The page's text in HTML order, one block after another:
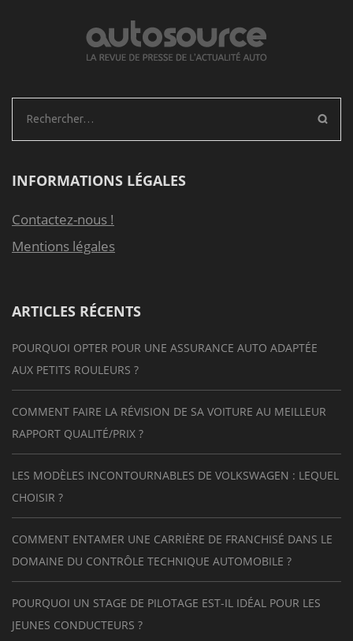
Rechercher :
INFORMATIONS LÉGALES
Contactez-nous !
Mentions légales
ARTICLES RÉCENTS
POURQUOI OPTER POUR UNE ASSURANCE AUTO ADAPTÉE
AUX PETITS ROULEURS ?
COMMENT FAIRE LA RÉVISION DE SA VOITURE AU MEILLEUR
RAPPORT QUALITÉ/PRIX ?
LES MODÈLES INCONTOURNABLES DE VOLKSWAGEN : LEQUEL
CHOISIR ?
COMMENT ENTAMER UNE CARRIÈRE DE FRANCHISÉ DANS LE
DOMAINE DU CONTRÔLE TECHNIQUE AUTOMOBILE ?
POURQUOI UN STAGE DE PILOTAGE EST-IL IDÉAL POUR LES
JEUNES CONDUCTEURS ?